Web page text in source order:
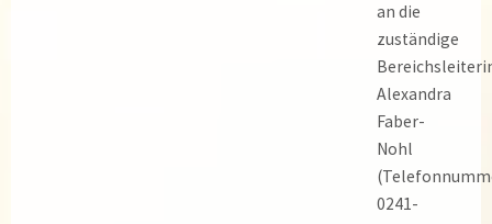
an die
zuständige
Alexandra
Faber-
Nohl
0241-